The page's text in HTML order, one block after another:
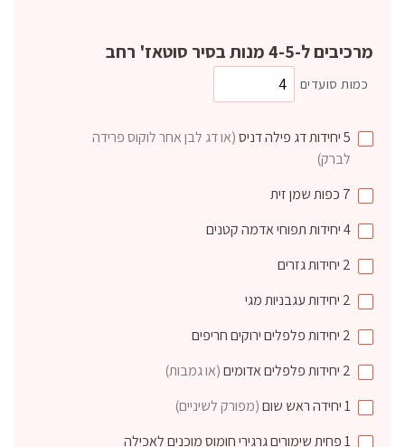
מרכיבים ל-4-5 מנות בסיר סוטאז' רחב
כמות סועדים
5יחידותדג פילה דניס(או דג לבן אחר לוקוס פרידה
לברק)
7 כפותשמן זית
4יחידותתפוחי אדמה קטנים
2 יחידותגזרים
2 יחידותעגבניות מגי
2 יחידותפלפלים ירוקים חריפים
2 יחידותפלפלים אדומים(או גמבות)
1יחידהראש שום(מפורק לשיניים)
1פחית שימוריםגרגירי חומוס מוכנים לאכילה